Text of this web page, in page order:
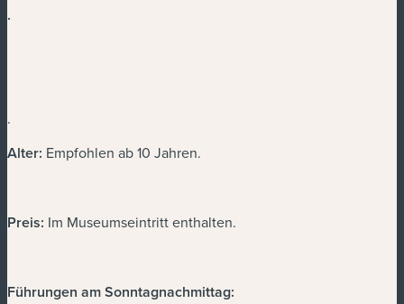
.
.
Alter: Empfohlen ab 10 Jahren.
Preis: Im Museumseintritt enthalten.
Führungen am Sonntagnachmittag: